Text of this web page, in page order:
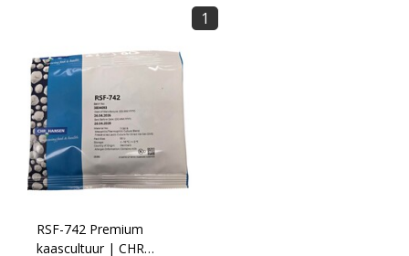
1
RSF-742 Premium
kaascultuur | CHR